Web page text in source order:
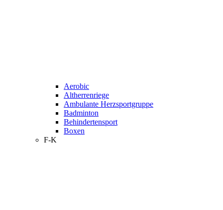
Aerobic
Altherrenriege
Ambulante Herzsportgruppe
Badminton
Behindertensport
Boxen
F-K